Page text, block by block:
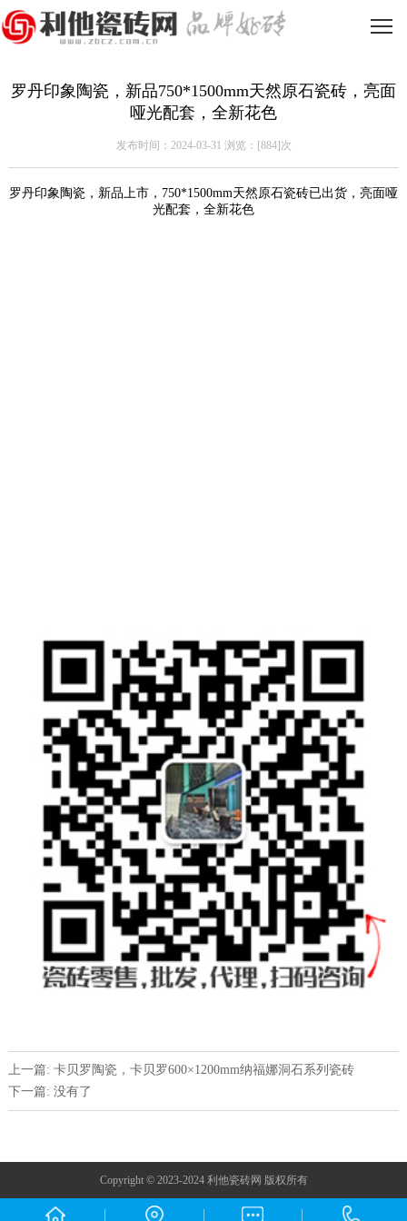
罗丹印象陶瓷，新品750*1500mm天然原石瓷砖，亮面
哑光配套，全新花色
发布时间：2024-03-31 浏览：[884]次
罗丹印象陶瓷，新品上市，750*1500mm天然原石瓷砖已出货，亮面哑
光配套，全新花色
上一篇: ​卡贝罗陶瓷，卡贝罗600×1200mm纳福娜洞石系列瓷砖
下一篇: 没有了
Copyright © 2023-2024 利他瓷砖网 版权所有